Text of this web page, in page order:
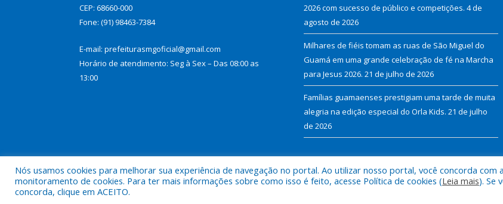
CEP: 68660-000
Fone: (91) 98463-7384
E-mail: prefeiturasmgoficial@gmail.com
Horário de atendimento: Seg à Sex – Das 08:00 as
13:00
2026 com sucesso de público e competições. 4 de
agosto de 2026
Milhares de fiéis tomam as ruas de São Miguel do
Guamá em uma grande celebração de fé na Marcha
para Jesus 2026. 21 de julho de 2026
Famílias guamaenses prestigiam uma tarde de muita
alegria na edição especial do Orla Kids. 21 de julho
de 2026
Nós usamos cookies para melhorar sua experiência de navegação no portal. Ao utilizar nosso portal, você concorda com
monitoramento de cookies. Para ter mais informações sobre como isso é feito, acesse Política de cookies (Leia mais). Se
concorda, clique em ACEITO.